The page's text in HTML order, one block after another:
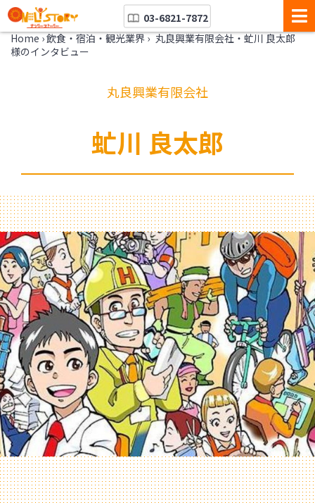
03-6821-7872
Home ›飲食・宿泊・観光業界 › 丸良興業有限会社・虻川 良太郎
様のインタビュー
丸良興業有限会社
虻川 良太郎